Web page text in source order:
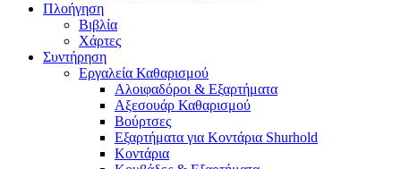
Πλοήγηση
Βιβλία
Χάρτες
Συντήρηση
Εργαλεία Καθαρισμού
Αλοιφαδόροι & Εξαρτήματα
Αξεσουάρ Καθαρισμού
Βούρτσες
Εξαρτήματα για Κοντάρια Shurhold
Κοντάρια